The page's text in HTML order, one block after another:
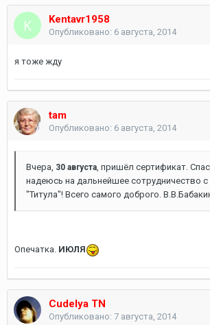
Kentavr1958
Опубликовано: 6 августа, 2014
я тоже жду
tam
Опубликовано: 6 августа, 2014
Вчера, 30 августа, пришёл сертификат.
надеюсь на дальнейшее сотрудничество
"Титула"! Всего самого доброго.
Опечатка. ИЮЛЯ
Cudelya TN
Опубликовано: 7 августа, 2014